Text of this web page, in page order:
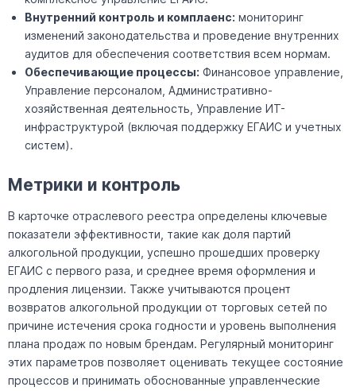
Внутренний контроль и комплаенс: мониторинг
изменений законодательства и проведение внутренних
аудитов для обеспечения соответствия всем нормам.
Обеспечивающие процессы: Финансовое управление,
Управление персоналом, Административно-
хозяйственная деятельность, Управление ИТ-
инфраструктурой (включая поддержку ЕГАИС и учетных
систем).
Метрики и контроль
В карточке отраслевого реестра определены ключевые
показатели эффективности, такие как доля партий
алкогольной продукции, успешно прошедших проверку
ЕГАИС с первого раза, и среднее время оформления и
продления лицензии. Также учитываются процент
возвратов алкогольной продукции от торговых сетей по
причине истечения срока годности и уровень выполнения
плана продаж по новым брендам. Регулярный мониторинг
этих параметров позволяет оценивать текущее состояние
процессов и принимать обоснованные управленческие